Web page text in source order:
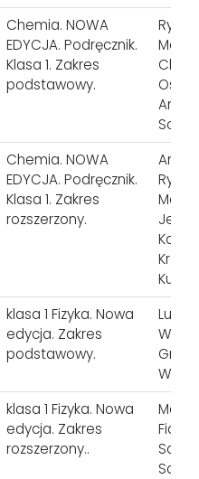
Chemia. NOWA
EDYCJA. Podręcznik.
Klasa 1. Zakres
podstawowy.
Chemia. NOWA
EDYCJA. Podręcznik.
Klasa 1. Zakres
rozszerzony.
Anna
klasa 1 Fizyka. Nowa
edycja. Zakres
podstawowy.
klasa 1 Fizyka. Nowa
edycja. Zakres
rozszerzony..
Maria